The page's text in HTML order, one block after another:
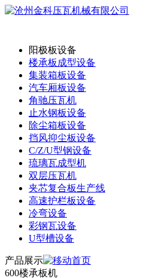
阳极板设备
楼承板成型设备
集装箱板设备
汽车厢板设备
角驰压瓦机
止水钢板设备
除尘箱板设备
挡风抑尘板设备
C/Z/U型钢设备
琉璃瓦成型机
双层压瓦机
夹芯复合板生产线
高速护栏板设备
冷弯设备
彩钢瓦设备
U型槽设备
产品展示
600楼承板机